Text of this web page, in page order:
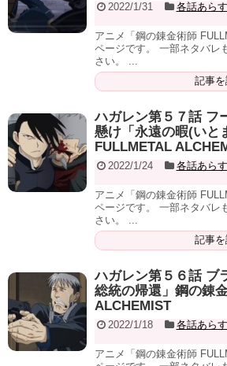
2022/1/31 各話あら
アニメ「鋼の錬金術師
ページです。 一部ネタバレ
さい。 ...
記事
ハガレン第５７話 フ
懸け「永遠の暇(いと
FULLMETAL
2022/1/24 各話あら
アニメ「鋼の錬金術師
ページです。 一部ネタバレ
さい。 ...
記事
ハガレン第５６話 ブ
総統の帰還」鋼の錬
ALCHEMIST
2022/1/18 各話あら
アニメ「鋼の錬金術師